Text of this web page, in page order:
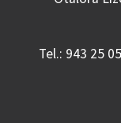
Tel.: 943 25